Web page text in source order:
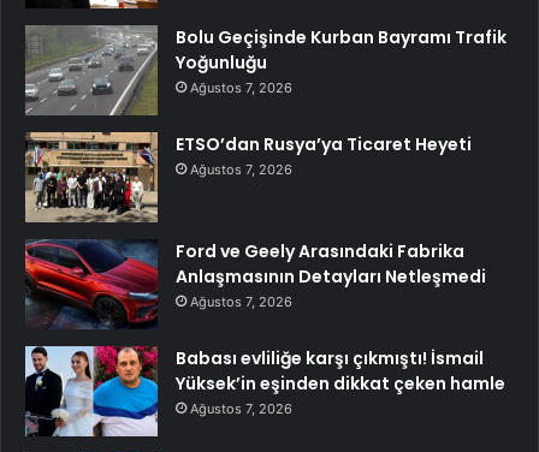
Bolu Geçişinde Kurban Bayramı Trafik
Yoğunluğu
Ağustos 7, 2026
ETSO’dan Rusya’ya Ticaret Heyeti
Ağustos 7, 2026
Ford ve Geely Arasındaki Fabrika
Anlaşmasının Detayları Netleşmedi
Ağustos 7, 2026
Babası evliliğe karşı çıkmıştı! İsmail
Yüksek’in eşinden dikkat çeken hamle
Ağustos 7, 2026